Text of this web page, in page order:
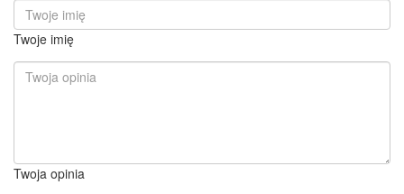
Twoje imię
Twoja opinia